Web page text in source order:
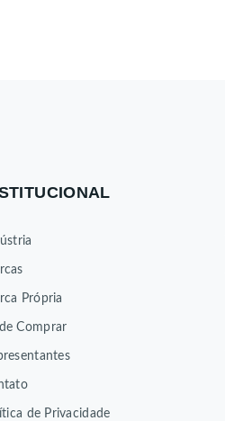
Própria
Comprar
de Privacidade